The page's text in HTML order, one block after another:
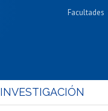
Facultades
Cs.
Cs.
INVESTIGACIÓN